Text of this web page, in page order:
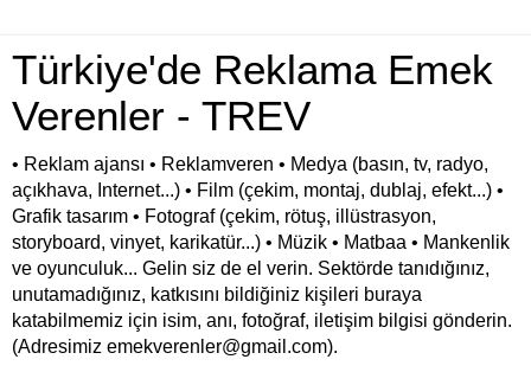
Türkiye'de Reklama Emek
Verenler - TREV
• Reklam ajansı • Reklamveren • Medya (basın, tv, radyo,
açıkhava, Internet...) • Film (çekim, montaj, dublaj, efekt...) •
Grafik tasarım • Fotograf (çekim, rötuş, illüstrasyon,
storyboard, vinyet, karikatür...) • Müzik • Matbaa • Mankenlik
ve oyunculuk... Gelin siz de el verin. Sektörde tanıdığınız,
unutamadığınız, katkısını bildiğiniz kişileri buraya
katabilmemiz için isim, anı, fotoğraf, iletişim bilgisi gönderin.
(Adresimiz emekverenler@gmail.com).